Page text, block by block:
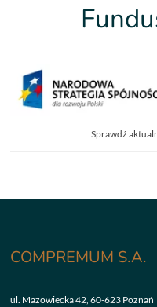
Sprawdź
COMPREMUM S.A.
ul. Mazowiecka 42, 60-623 Poznań